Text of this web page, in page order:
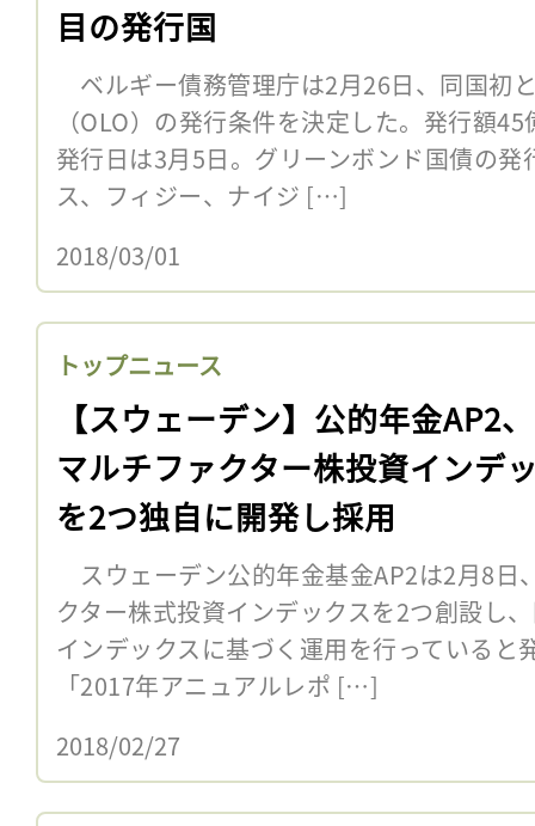
目の発行国
ベルギー債務管理庁は2月26日、同国初
（OLO）の発行条件を決定した。発行額
発行日は3月5日。グリーンボンド国債の
ス、フィジー、ナイジ […]
2018/03/01
トップニュース
【スウェーデン】公的年金AP2
マルチファクター株投資インデ
を2つ独自に開発し採用
スウェーデン公的年金基金AP2は2月8日
クター株式投資インデックスを2つ創設し
インデックスに基づく運用を行っていると
「2017年アニュアルレポ […]
2018/02/27